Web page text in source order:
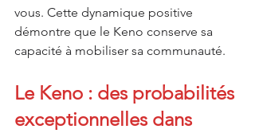
vous. Cette dynamique positive
démontre que le Keno conserve sa
capacité à mobiliser sa communauté.
Le Keno : des probabilités
exceptionnelles dans